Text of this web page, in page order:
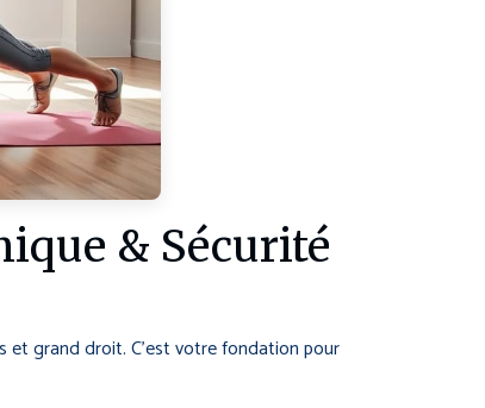
& Sécurité
et grand droit. C’est votre fondation pour